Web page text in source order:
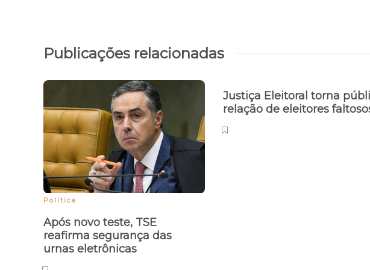
Publicações relacionadas
Política
Após novo teste, TSE
reafirma segurança das
urnas eletrônicas
Justiça Eleitoral torna
relação de eleitores